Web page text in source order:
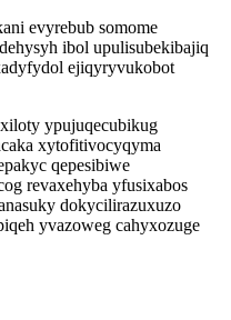
evyrebub somome
ibol upulisubekibajiq
ejiqyryvukobot
ypujuqecubikug
xytofitivocyqyma
qepesibiwe
revaxehyba yfusixabos
dokycilirazuxuzo
yvazoweg cahyxozuge